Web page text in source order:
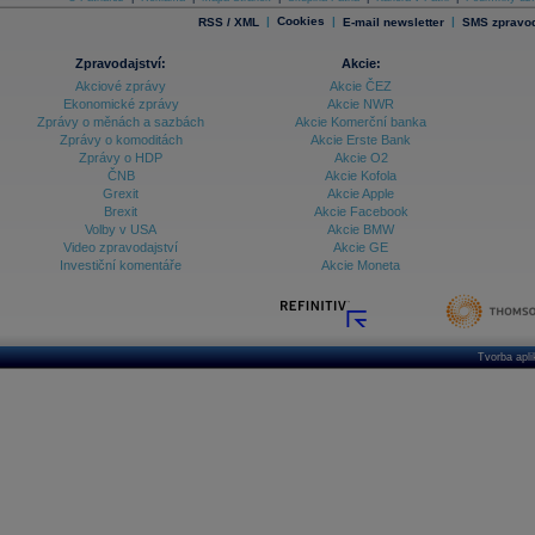
Databanka - Měnové kurzy
Databanka - Úrokové sazby
Databanka - Veřejné rozpočty
Denní přehled - Akcie CEE
RSS / XML | Cookies | E-mail newsletter | SMS
Zpravodajství:
Akciové zprávy
Ekonomické zprávy
Zprávy o měnách a sazbách
Zprávy o komoditách
Zprávy o HDP
ČNB
Grexit
Brexit
Volby v USA
Video zpravodajství
Investiční komentáře
Akcie:
Akcie ČEZ
Akcie NWR
Akcie Komerční banka
Akcie Erste Bank
Akcie O2
Akcie Kofola
Akcie Apple
Akcie Facebook
Akcie BMW
Akcie GE
Akcie Moneta
Tvorba